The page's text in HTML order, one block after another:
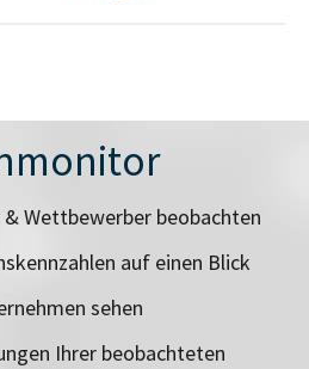
Wettbewerber beobachten
auf einen Blick
sehen
Ihrer beobachteten